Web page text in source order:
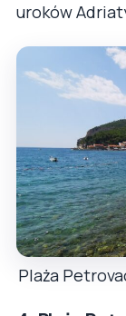
uroków
Plaża